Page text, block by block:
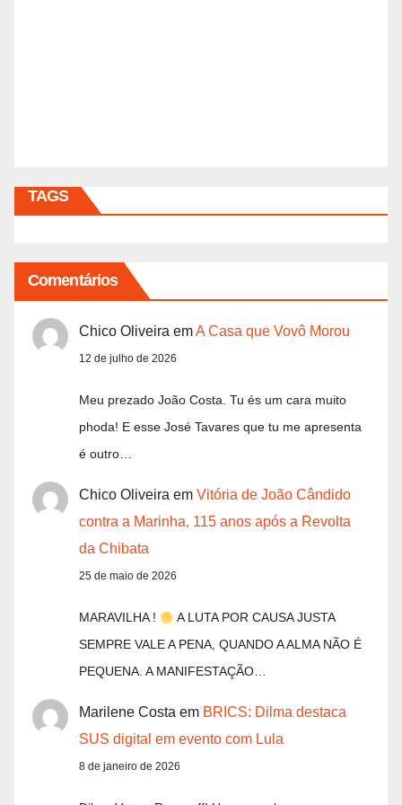
TAGS
Comentários
Chico Oliveira emA Casa que Vovô Morou
12 de julho de 2026
Meu prezado João Costa. Tu és um cara muito
phoda! E esse José Tavares que tu me apresenta
é outro…
Chico Oliveira em Vitória de João Cândido
contra a Marinha, 115 anos após a Revolta
da Chibata
25 de maio de 2026
MARAVILHA !
A LUTA POR CAUSA JUSTA
SEMPRE VALE A PENA, QUANDO A ALMA NÃO É
PEQUENA. A MANIFESTAÇÃO…
Marilene Costa em BRICS: Dilma destaca
SUS digital em evento com Lula
8 de janeiro de 2026